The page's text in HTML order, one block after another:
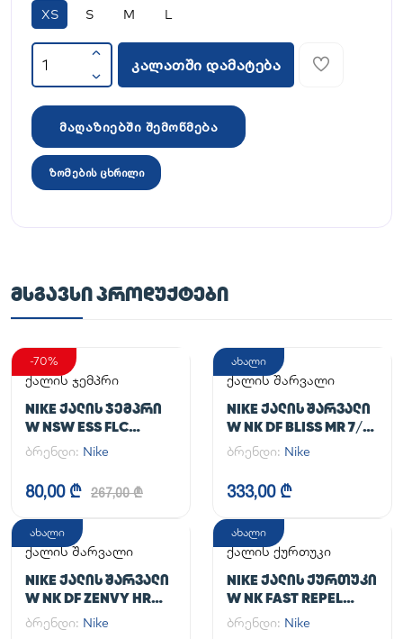
XS S M L
კალათში დამატება
მაღაზიებში შემოწმება
ზომების ცხრილი
ᲛᲡᲒᲐᲕᲡᲘ ᲞᲠᲝᲓᲣᲥᲢᲔᲑᲘ
-70%
ქალის ჯემპრი
NIKE ᲥᲐᲚᲘᲡ ᲯᲔᲛᲞᲠᲘ
W NSW ESS FLC
HOODIE CLCTN RE
ბრენდი: Nike
80,00 ₾ 267,00 ₾
ახალი
ქალის შარვალი
NIKE ᲥᲐᲚᲘᲡ ᲨᲐᲠᲕᲐᲚᲘ
W NK DF BLISS MR 7/8
JOGGER
ბრენდი: Nike
333,00 ₾
ახალი
ქალის შარვალი
NIKE ᲥᲐᲚᲘᲡ ᲨᲐᲠᲕᲐᲚᲘ
W NK DF ZENVY HR
TGHT
ბრენდი: Nike
ახალი
ქალის ქურთუკი
NIKE ᲥᲐᲚᲘᲡ ᲥᲣᲠᲗᲣᲙᲘ
W NK FAST REPEL
JACKET
ბრენდი: Nike